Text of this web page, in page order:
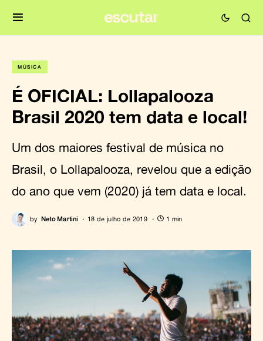
MÚSICA
É OFICIAL: Lollapalooza
Brasil 2020 tem data e local!
Um dos maiores festival de música no
Brasil, o Lollapalooza, revelou que a edição
do ano que vem (2020) já tem data e local.
by Neto Martini 18 de julho de 2019 1 min